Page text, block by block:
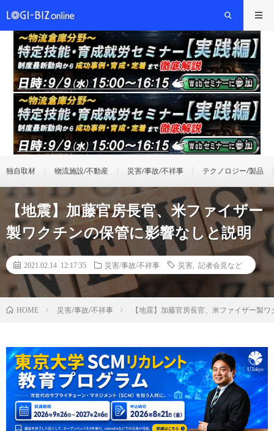
独自取材 物流施設/不動産 災害/事故/不祥事 テクノロジー/製品
【地震】加藤官房長官、米ファイザー
製ワクチンの保管に影響なしと説明
2021.02.14 12:17:35 災害/事故/不祥事 災害 記者会見など
HOME 災害/事故/不祥事 【地震】加藤官房長官、米ファイザー製